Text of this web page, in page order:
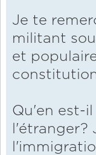
Je te
militant
et
Qu'en est-
l'étranger?